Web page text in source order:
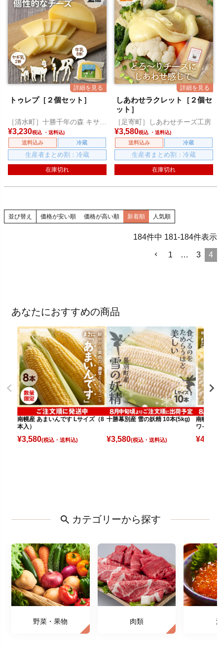
トゥレプ［２個セット］
［清水町］十勝千年の森 キサラ
ファーム
¥3,230税込
送料込み 冷蔵
生産者まとめ割：冷蔵
在庫切れ
しあわせラクレット［２個セ
ット］
［足寄町］しあわせチーズ工房
¥3,580税込
送料込み 冷蔵
生産者まとめ割：冷蔵
在庫切れ
並び替え 価格が安い順 価格が高い順 新着順 人気順
184件中 181-184件表示
1 … 3 4
あなたにおすすめの商品
南幌産 あまいんです Lサイズ（8
本入）
¥3,580(税込)
十勝幕別産 雪の妖精 10本(5kg)
¥3,580(税込)
南幌産
ワイト
¥4,080
カテゴリーから探す
野菜・果物 肉類